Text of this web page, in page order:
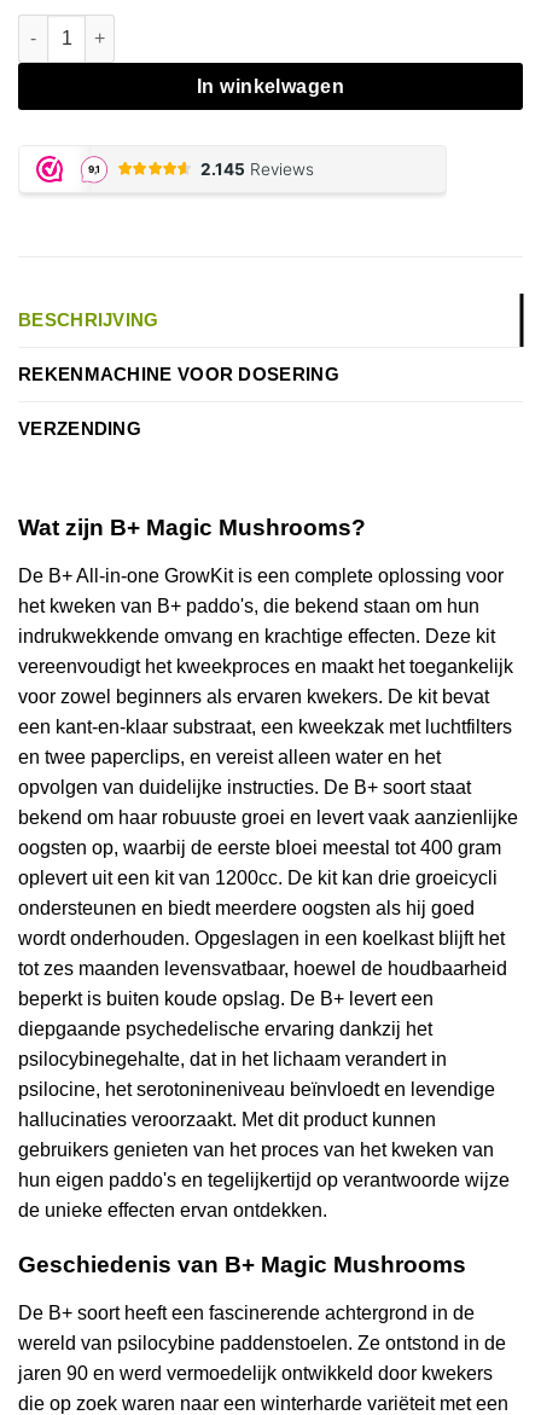
B+ Magic Mushroom Paddo Grow Kit aantal
In winkelwagen
BESCHRIJVING
REKENMACHINE VOOR DOSERING
VERZENDING
Wat zijn B+ Magic Mushrooms?
De B+ All-in-one GrowKit is een complete oplossing voor
het kweken van B+ paddo's, die bekend staan om hun
indrukwekkende omvang en krachtige effecten. Deze kit
vereenvoudigt het kweekproces en maakt het toegankelijk
voor zowel beginners als ervaren kwekers. De kit bevat
een kant-en-klaar substraat, een kweekzak met luchtfilters
en twee paperclips, en vereist alleen water en het
opvolgen van duidelijke instructies. De B+ soort staat
bekend om haar robuuste groei en levert vaak aanzienlijke
oogsten op, waarbij de eerste bloei meestal tot 400 gram
oplevert uit een kit van 1200cc. De kit kan drie groeicycli
ondersteunen en biedt meerdere oogsten als hij goed
wordt onderhouden. Opgeslagen in een koelkast blijft het
tot zes maanden levensvatbaar, hoewel de houdbaarheid
beperkt is buiten koude opslag. De B+ levert een
diepgaande psychedelische ervaring dankzij het
psilocybinegehalte, dat in het lichaam verandert in
psilocine, het serotonineniveau beïnvloedt en levendige
hallucinaties veroorzaakt. Met dit product kunnen
gebruikers genieten van het proces van het kweken van
hun eigen paddo's en tegelijkertijd op verantwoorde wijze
de unieke effecten ervan ontdekken.
Geschiedenis van B+ Magic Mushrooms
De B+ soort heeft een fascinerende achtergrond in de
wereld van psilocybine paddenstoelen. Ze ontstond in de
jaren 90 en werd vermoedelijk ontwikkeld door kwekers
die op zoek waren naar een winterharde variëteit met een